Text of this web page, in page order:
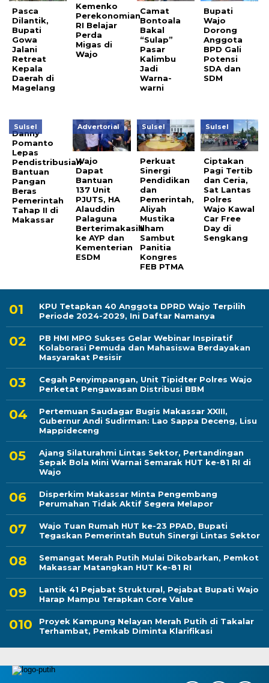
Pasca
Dilantik,
Bupati
Gowa
Jalani
Retreat
Kepala
Daerah di
Magelang
Kemenko
Perekonomian
RI Belajar
Perda
Migas di
Wajo
Camat
Bontoala
Bakal
“Sulap”
Pasar
Kalimbu
Jadi
Warna-
warni
Bupati
Wajo
Dorong
Anggota
BPD Gali
Potensi
SDA dan
SDM
Sulsel
Danny
Pomanto
Lepas
Pendistribusian
Bantuan
Pangan
Beras
Pemerintah
Tahap II di
Makassar
Advertorial
Wajo
Dapat
Bantuan
137 Unit
PJUTS, HA
Alauddin
Palaguna
Berterimakasih
ke AYP dan
Kementerian
ESDM
Sulsel
Perkuat
Sinergi
Pendidikan
dan
Pemerintah,
Aliyah
Mustika
Ilham
Sambut
Panitia
Kongres
FEB PTMA
Sulsel
Ciptakan
Pagi Tertib
dan Ceria,
Sat Lantas
Polres
Wajo Kawal
Car Free
Day di
Sengkang
KPU Tetapkan 40 Anggota DPRD Wajo Terpilih
Periode 2024-2029, Ini Daftar Namanya
PB HMI MPO Sukses Gelar Webinar Inspiratif
Kolaborasi Pemuda dan Mahasiswa Berdayakan
Masyarakat Pesisir
Cegah Penyimpangan, Unit Tipidter Polres Wajo
Perketat Pengawasan Distribusi BBM
Pertemuan Saudagar Bugis Makassar XXIII,
Gubernur Andi Sudirman: Lao Sappa Deceng, Lisu
Mappideceng
Ajang Silaturahmi Lintas Sektor, Pertandingan
Sepak Bola Mini Warnai Semarak HUT ke-81 RI di
Wajo
Disperkim Makassar Minta Pengembang
Perumahan Tidak Aktif Segera Melapor
Wajo Tuan Rumah HUT ke-23 PPAD, Bupati
Tegaskan Pemerintah Butuh Sinergi Lintas Sektor
Semangat Merah Putih Mulai Dikobarkan, Pemkot
Makassar Matangkan HUT Ke-81 RI
Lantik 41 Pejabat Struktural, Pejabat Bupati Wajo
Harap Mampu Terapkan Core Value
Proyek Kampung Nelayan Merah Putih di Takalar
Terhambat, Pemkab Diminta Klarifikasi